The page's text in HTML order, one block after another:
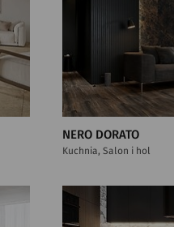
NERO DORATO
Kuchnia, Salon i hol